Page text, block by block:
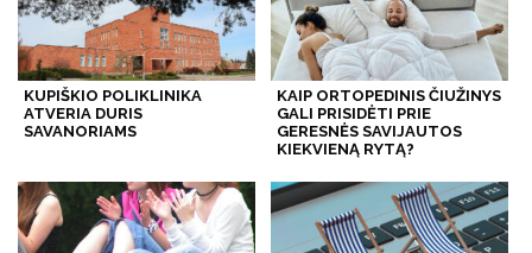
KUPIŠKIO POLIKLINIKA
ATVERIA DURIS
SAVANORIAMS
KAIP ORTOPEDINIS ČIUŽINYS
GALI PRISIDĖTI PRIE
GERESNĖS SAVIJAUTOS
KIEKVIENĄ RYTĄ?